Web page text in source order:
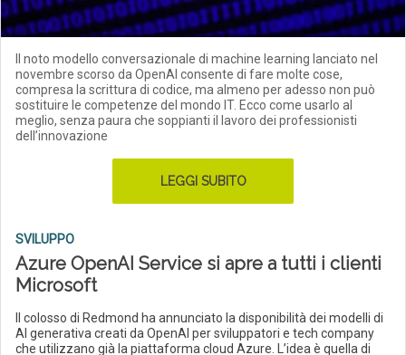
Il noto modello conversazionale di machine learning lanciato nel
novembre scorso da OpenAI consente di fare molte cose,
compresa la scrittura di codice, ma almeno per adesso non può
sostituire le competenze del mondo IT. Ecco come usarlo al
meglio, senza paura che soppianti il lavoro dei professionisti
dell’innovazione
LEGGI SUBITO
SVILUPPO
Azure OpenAI Service si apre a tutti i clienti
Microsoft
Il colosso di Redmond ha annunciato la disponibilità dei modelli di
AI generativa creati da OpenAI per sviluppatori e tech company
che utilizzano già la piattaforma cloud Azure. L’idea è quella di